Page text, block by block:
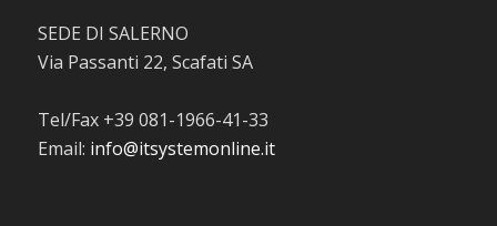
SEDE DI SALERNO
Via Passanti 22, Scafati SA
Tel/Fax +39 081-1966-41-33
Email: info@itsystemonline.it